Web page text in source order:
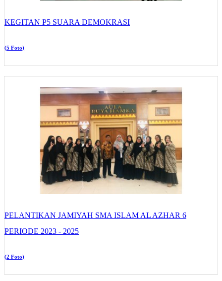
KEGITAN P5 SUARA DEMOKRASI
(5 Foto)
PELANTIKAN JAMIYAH SMA ISLAM AL AZHAR 6
PERIODE 2023 - 2025
(2 Foto)